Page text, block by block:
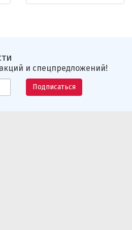
и спецпредложений!
Подписаться